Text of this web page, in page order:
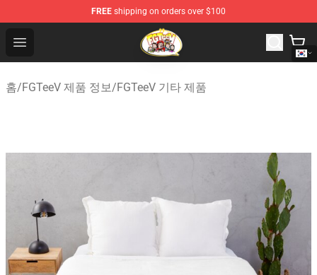
FREE shipping on orders over $100
Open menu
FGTeeV Store - Official FGTeeV Merchandise Shop
홈/FGTeeV 제품 정보/FGTeeV 기타 제품